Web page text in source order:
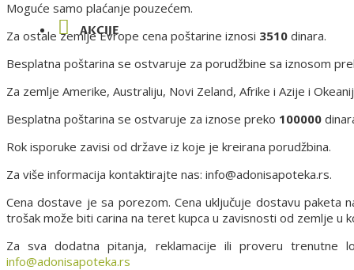
AKCIJE
Moguće samo plaćanje pouzećem.
Za ostale zemlje Evrope cena poštarine iznosi 3510 dinara.
Besplatna poštarina se ostvaruje za porudžbine sa iznosom
Za zemlje Amerike, Australiju, Novi Zeland, Afrike i Azije i
Besplatna poštarina se ostvaruje za iznose preko 100000
Rok isporuke zavisi od države iz koje je kreirana porudžbina.
Za više informacija kontaktirajte nas: info@adonisapoteka.rs.
Cena dostave je sa porezom. Cena uključuje dostavu paketa
trošak može biti carina na teret kupca u zavisnosti od zemlje u
Za sva dodatna pitanja, reklamacije ili proveru trenutne
info@adonisapoteka.rs